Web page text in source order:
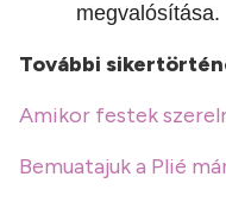
megvalósítása.
További
Amikor festek
Bemuatajuk a Plié